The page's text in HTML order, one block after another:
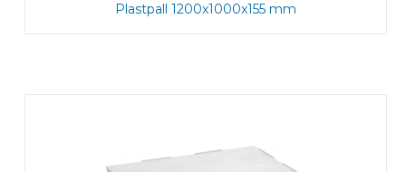
Plastpall 1200x1000x155 mm